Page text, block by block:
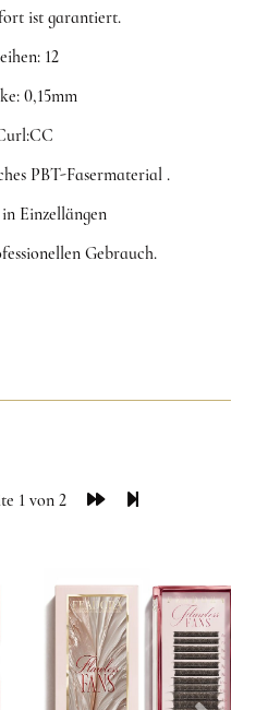
ist garantiert.
12
0,15mm
PBT-Fasermaterial .
Einzellängen
Gebrauch.
1 von 2